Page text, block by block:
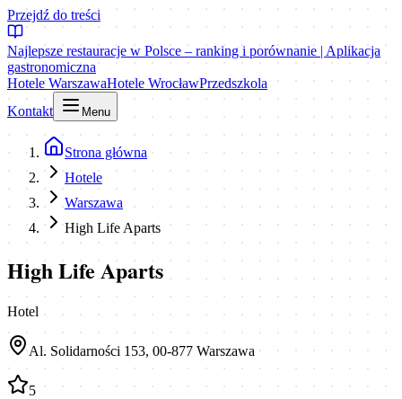
Przejdź do treści
Najlepsze restauracje w Polsce – ranking i porównanie | Aplikacja
gastronomiczna
Hotele WarszawaHotele WrocławPrzedszkola
Kontakt
Menu
Strona główna
Hotele
Warszawa
High Life Aparts
High Life Aparts
Hotel
Al. Solidarności 153, 00-877 Warszawa
5